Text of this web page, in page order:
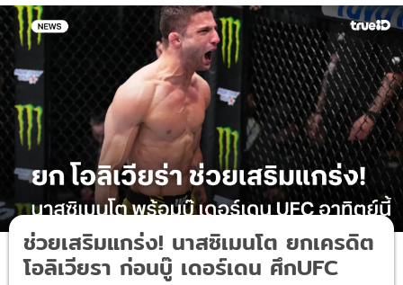
ช่วยเสริมแกร่ง! นาสซิเมนโต ยกเครดิต
โอลิเวียรา ก่อนบู๊ เดอร์เดน ศึกUFC